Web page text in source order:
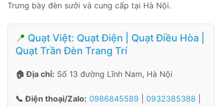
Trưng bày đèn sưởi và cung cấp tại Hà Nội.
📍 Quạt Việt: Quạt Điện | Quạt Điều Hòa |
Quạt Trần Đèn Trang Trí
🏠 Địa chỉ: Số 13 đường Lĩnh Nam, Hà Nội
📞 Điện thoại/Zalo: 0986845589 0932385388